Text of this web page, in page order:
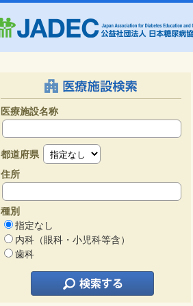
医療施設名称
都道府県
住所
種別
指定なし
内科（眼科・小児科等含）
歯科